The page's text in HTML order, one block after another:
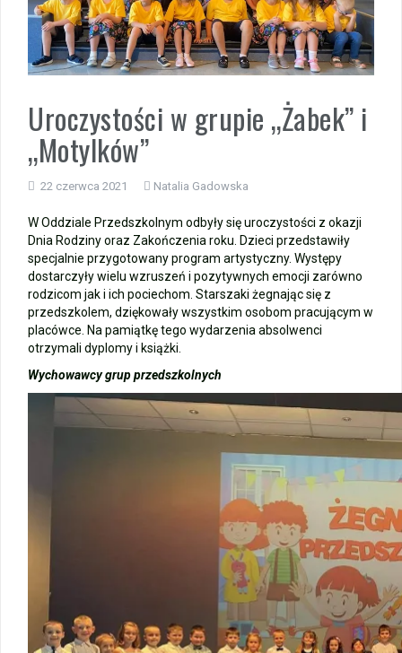
Zakończenie roku – autobusy szkolne
Wycieczka klasy 3b i 3d do Zieleniewa i Kołobrzegu
„Ostatni zamek „
🌊🏰 Wycieczka do Trójmiasta i Malborka 🏰🌊
Gala Laureatów – przeniesiona na wrzesień
Ósme miejsce w województwie i brązowy medal indywidualnie!
Uroczystości w grupie „Żabek” i
„Motylków”
22 czerwca 2021 Natalia Gadowska
W Oddziale Przedszkolnym odbyły się uroczystości z okazji
Dnia Rodziny oraz Zakończenia roku. Dzieci przedstawiły
specjalnie przygotowany program artystyczny. Występy
dostarczyły wielu wzruszeń i pozytywnych emocji zarówno
rodzicom jak i ich pociechom. Starszaki żegnając się z
przedszkolem, dziękowały wszystkim osobom pracującym w
placówce. Na pamiątkę tego wydarzenia absolwenci
otrzymali dyplomy i książki.
Wychowawcy grup przedszkolnych